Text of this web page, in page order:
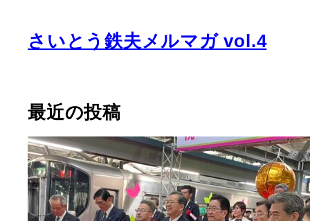
さいとう鉄夫メルマガ vol.4
最近の投稿